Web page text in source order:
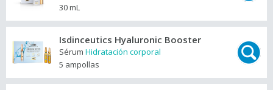
30 mL
Isdinceutics Hyaluronic Booster
Sérum Hidratación corporal
5 ampollas